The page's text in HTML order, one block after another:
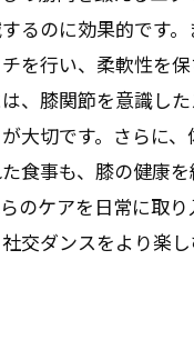
るのに効果的です
を行い、柔軟性を
、膝関節を意識し
大切です。さらに
食事も、膝の健康
のケアを日常に取り
交ダンスをより楽